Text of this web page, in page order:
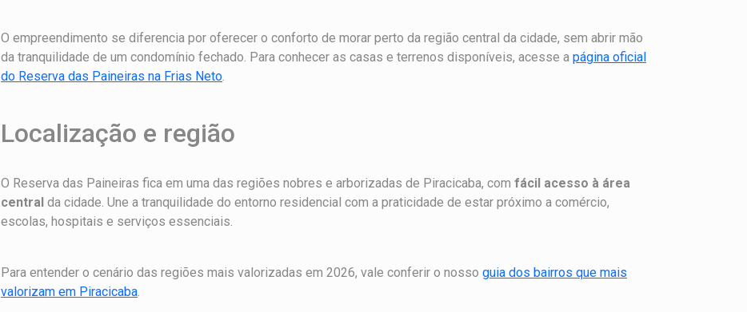
O empreendimento se diferencia por oferecer o conforto de morar perto da região central da cidade, sem abrir mão
da tranquilidade de um condomínio fechado. Para conhecer as casas e terrenos disponíveis, acesse a página oficial
do Reserva das Paineiras na Frias Neto
Localização e região
O Reserva das Paineiras fica em uma das regiões nobres e arborizadas de Piracicaba, com fácil acesso à área
central da cidade. Une a tranquilidade do entorno residencial com a praticidade de estar próximo a comércio,
escolas, hospitais e serviços essenciais.
Para entender o cenário das regiões mais valorizadas em 2026, vale conferir o nosso guia dos bairros que mais
valorizam em Piracicaba